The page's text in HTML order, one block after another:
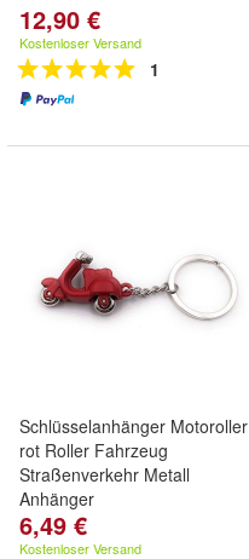
12,90 €
Kostenloser Versand
1
Schlüsselanhänger Motoroller
rot Roller Fahrzeug
Straßenverkehr Metall
Anhänger
6,49 €
Kostenloser Versand